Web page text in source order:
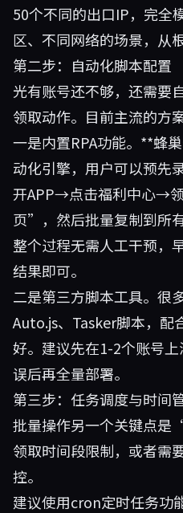
50个不同的出口IP，完全
区、不同网络的场景，从
第二步：自动化脚本配置
光有账号还不够，还需要
领取动作。目前主流的方
一是内置RPA功能。**蜂
动化引擎，用户可以预
开APP→点击福利中心→
页”，然后批量复制到所
整个过程无需人工干预，
结果即可。
二是第三方脚本工具。很
Auto.js、Tasker脚本，配
好。建议先在1-2个账号
误后再全量部署。
第三步：任务调度与时间
批量操作另一个关键点
领取时间段限制，或者需
控。
建议使用cron定时任务功